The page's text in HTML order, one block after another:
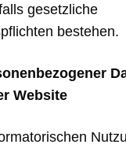
gesetzliche
bestehen.
Website